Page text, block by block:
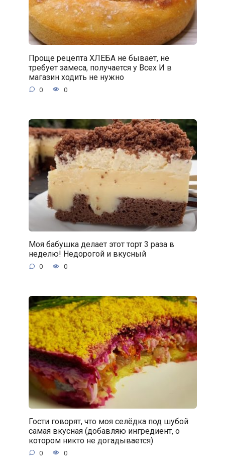
Проще рецепта ХЛЕБА не бывает, не
требует замеса, получается у Всех И в
магазин ходить не нужно
0 0
Моя бабушка делает этот торт 3 раза в
неделю! Недорогой и вкусный
0 0
Гости говорят, что моя селёдка под шубой
самая вкусная (добавляю ингредиент, о
котором никто не догадывается)
0 0